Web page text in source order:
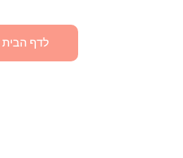
לדף הבית